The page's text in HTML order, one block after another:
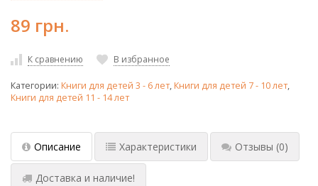
89 грн.
К сравнению В избранное
Категории: Книги для детей 3 - 6 лет,Книги для детей 7 - 10 лет,
Книги для детей 11 - 14 лет
Описание Характеристики Отзывы (0)
Доставка и наличие!